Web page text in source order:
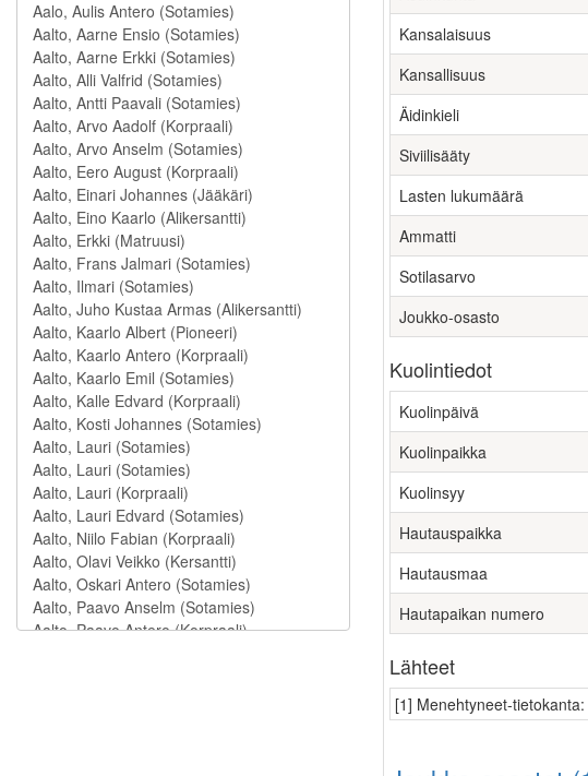
Kansalaisuus
Kansallisuus
Äidinkieli
Siviilisääty
Lasten lukumäärä
Ammatti
Sotilasarvo
Joukko-osasto
Kuolintiedot
Kuolinpäivä
Kuolinpaikka
Kuolinsyy
Hautauspaikka
Hautausmaa
Hautapaikan numero
Lähteet
[1] Menehtyneet-